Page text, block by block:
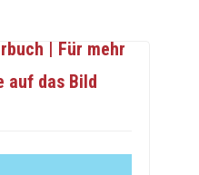
| Für mehr
auf das Bild